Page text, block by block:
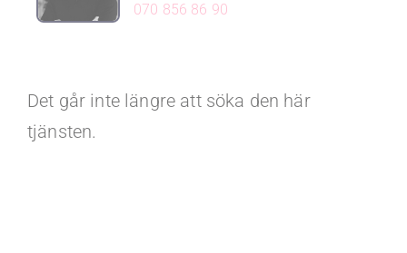
070 856 86 90
Det går inte längre att söka den här
tjänsten.